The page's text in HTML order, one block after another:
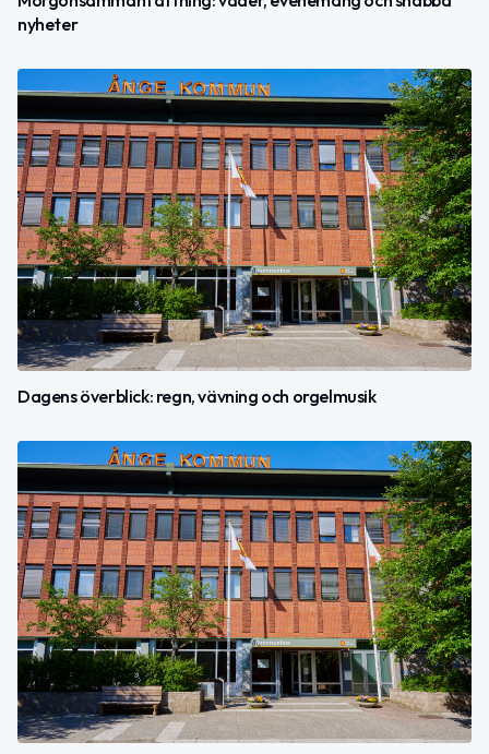
nyheter
Dagens överblick: regn, vävning och orgelmusik